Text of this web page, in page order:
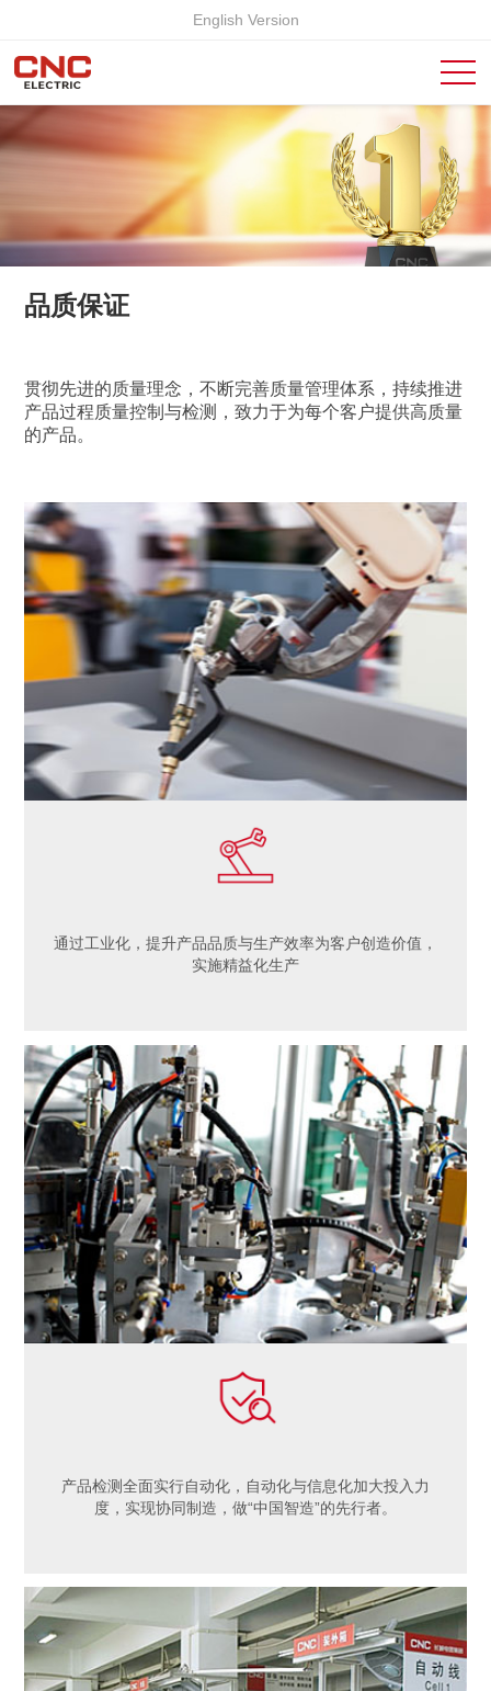
English Version
品质保证
贯彻先进的质量理念，不断完善质量管理体系，持续推进
产品过程质量控制与检测，致力于为每个客户提供高质量
的产品。
通过工业化，提升产品品质与生产效率为客户创造价值，
实施精益化生产
产品检测全面实行自动化，自动化与信息化加大投入力
度，实现协同制造，做“中国智造”的先行者。